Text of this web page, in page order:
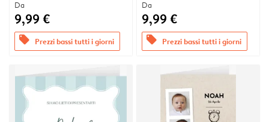
Da
9,99 €
offers Prezzi bassi tutti i giorni
Da
9,99 €
offers Prezzi bassi tutti i giorni